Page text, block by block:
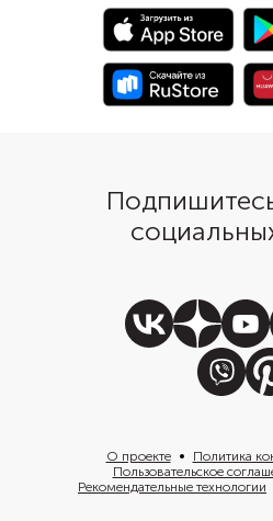
О проекте
Политика
Пользовательское
Рекомендательные технологии